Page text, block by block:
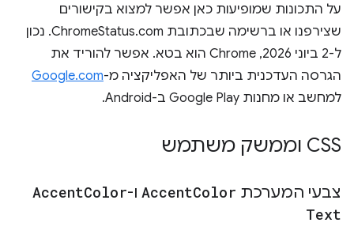
על התכונות שמופיעות כאן אפשר למצוא בקישורים
שצירפנו או ברשימה שבכתובת ChromeStatus.com. נכון
ל-2 ביוני 2026, Chrome הוא בטא. אפשר להוריד את
הגרסה העדכנית ביותר של האפליקציה מ-Google.com
למחשב או מחנות Google Play ב-Android.
CSS וממשק משתמש
צבעי המערכת AccentColor ו- AccentColor
Text